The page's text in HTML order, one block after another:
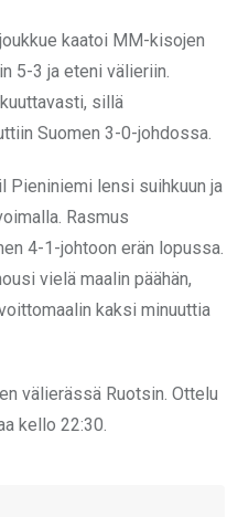
kaatoi MM-kisojen
5-3 ja eteni välieriin.
sillä
Suomen 3-0-johdossa.
Pieniniemi lensi suihkuun ja
Rasmus
4-1-johtoon erän lopussa.
vielä maalin päähän,
kaksi minuuttia
välierässä Ruotsin. Ottelu
kello 22:30.